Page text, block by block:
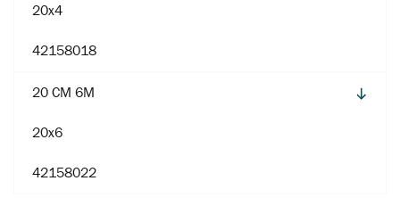
20x4
42158018
20 CM 6M
20x6
42158022